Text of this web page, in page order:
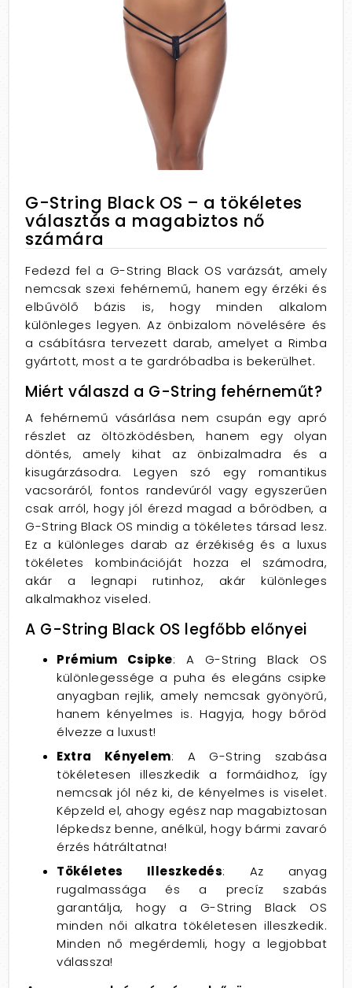
G-String Black OS – a tökéletes
választás a magabiztos nő
számára
Fedezd fel a G-String Black OS varázsát, amely
nemcsak szexi fehérnemű, hanem egy érzéki és
elbűvölő bázis is, hogy minden alkalom
különleges legyen. Az önbizalom növelésére és
a csábításra tervezett darab, amelyet a Rimba
gyártott, most a te gardróbadba is bekerülhet.
Miért válaszd a G-String fehérneműt?
A fehérnemű vásárlása nem csupán egy apró
részlet az öltözködésben, hanem egy olyan
döntés, amely kihat az önbizalmadra és a
kisugárzásodra. Legyen szó egy romantikus
vacsoráról, fontos randevúról vagy egyszerűen
csak arról, hogy jól érezd magad a bőrödben, a
G-String Black OS mindig a tökéletes társad lesz.
Ez a különleges darab az érzékiség és a luxus
tökéletes kombinációját hozza el számodra,
akár a legnapi rutinhoz, akár különleges
alkalmakhoz viseled.
A G-String Black OS legfőbb előnyei
Prémium Csipke: A G-String Black OS
különlegessége a puha és elegáns csipke
anyagban rejlik, amely nemcsak gyönyörű,
hanem kényelmes is. Hagyja, hogy bőröd
élvezze a luxust!
Extra Kényelem: A G-String szabása
tökéletesen illeszkedik a formáidhoz, így
nemcsak jól néz ki, de kényelmes is viselet.
Képzeld el, ahogy egész nap magabiztosan
lépkedsz benne, anélkül, hogy bármi zavaró
érzés hátráltatna!
Tökéletes Illeszkedés: Az anyag
rugalmassága és a precíz szabás
garantálja, hogy a G-String Black OS
minden női alkatra tökéletesen illeszkedik.
Minden nő megérdemli, hogy a legjobbat
válassza!